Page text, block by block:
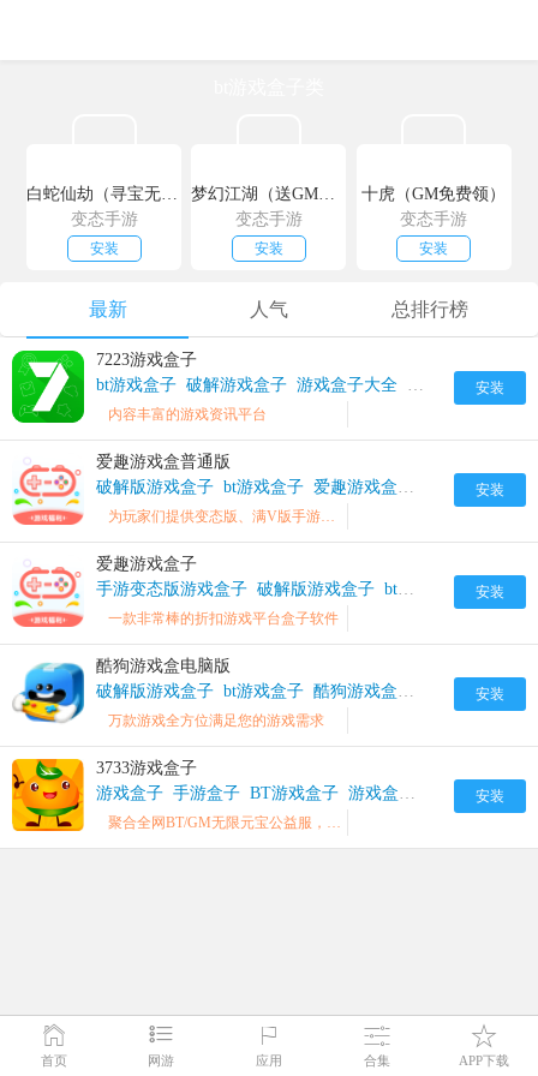
白蛇仙劫（寻宝无限真充）
变态手游
安装
梦幻江湖（送GM特权）
变态手游
安装
十虎（GM免费领）
变态手游
安装
最新 人气 总排行榜
安装
7223游戏盒子
bt游戏盒子 破解游戏盒子 游戏盒子大全 7223游戏盒破解
内容丰富的游戏资讯平台
安装
爱趣游戏盒普通版
破解版游戏盒子 bt游戏盒子 爱趣游戏盒最新版
为玩家们提供变态版、满V版手游和礼包领取
安装
爱趣游戏盒子
手游变态版游戏盒子 破解版游戏盒子 bt游戏盒子 爱趣游
一款非常棒的折扣游戏平台盒子软件
安装
酷狗游戏盒电脑版
破解版游戏盒子 bt游戏盒子 酷狗游戏盒破解版
万款游戏全方位满足您的游戏需求
安装
3733游戏盒子
游戏盒子 手游盒子 BT游戏盒子 游戏盒子大全 gm游戏盒
聚合全网BT/GM无限元宝公益服，折扣版/无限钻石游戏下载
首页 网游 应用 合集 APP下载